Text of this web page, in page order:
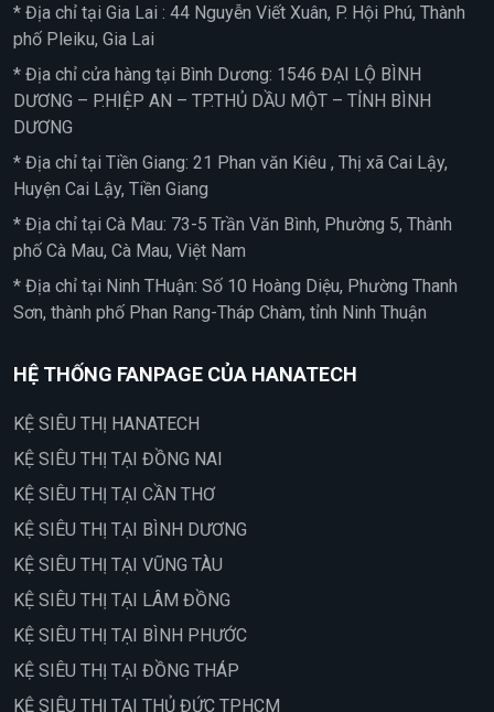
* Địa chỉ tại Gia Lai : 44 Nguyễn Viết Xuân, P. Hội Phú, Thành
phố Pleiku, Gia Lai
* Địa chỉ cửa hàng tại Bình Dương: 1546 ĐẠI LỘ BÌNH
DƯƠNG – P.HIỆP AN – TP.THỦ DẦU MỘT – TỈNH BÌNH
DƯƠNG
* Địa chỉ tại Tiền Giang: 21 Phan văn Kiêu , Thị xã Cai Lậy,
Huyện Cai Lậy, Tiền Giang
* Địa chỉ tại Cà Mau: 73-5 Trần Văn Bình, Phường 5, Thành
phố Cà Mau, Cà Mau, Việt Nam
* Địa chỉ tại Ninh THuận: Số 10 Hoàng Diệu, Phường Thanh
Sơn, thành phố Phan Rang-Tháp Chàm, tỉnh Ninh Thuận
HỆ THỐNG FANPAGE CỦA HANATECH
KỆ SIÊU THỊ HANATECH
KỆ SIÊU THỊ TẠI ĐỒNG NAI
KỆ SIÊU THỊ TẠI CẦN THƠ
KỆ SIÊU THỊ TẠI BÌNH DƯƠNG
KỆ SIÊU THỊ TẠI VŨNG TÀU
KỆ SIÊU THỊ TẠI LÂM ĐỒNG
KỆ SIÊU THỊ TẠI BÌNH PHƯỚC
KỆ SIÊU THỊ TẠI ĐỒNG THÁP
KỆ SIÊU THỊ TẠI THỦ ĐỨC TPHCM